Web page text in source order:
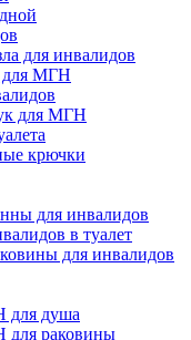
для инвалидов
для МГН
для МГН
крючки
для инвалидов
в туалет
для инвалидов
для душа
раковины